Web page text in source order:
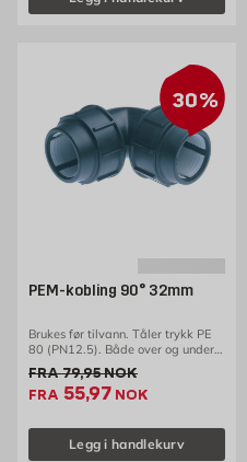
30%
PEM-kobling 90° 32mm
Brukes før tilvann. Tåler trykk PE
80 (PN12.5). Både over og under
bakken.
FRAGammel pris 79.95 NOK /
79,95NOK
FRA Ekstrapris 55.97
55,97 NOK
Legg i handlekurv